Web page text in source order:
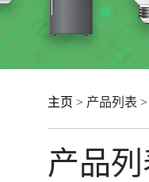
主页 > 产品列表 >
产品